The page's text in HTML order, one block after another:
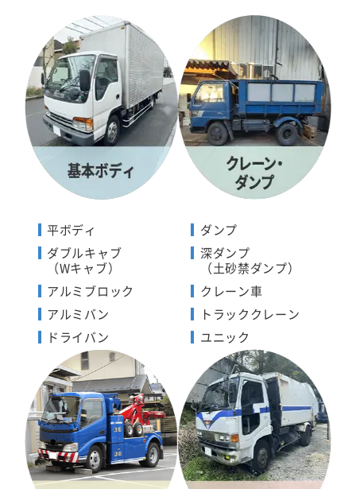
平ボディ
ダブルキャブ
（Wキャブ）
アルミブロック
アルミバン
ドライバン
ダンプ
深ダンプ
（土砂禁ダンプ）
クレーン車
トラッククレーン
ユニック